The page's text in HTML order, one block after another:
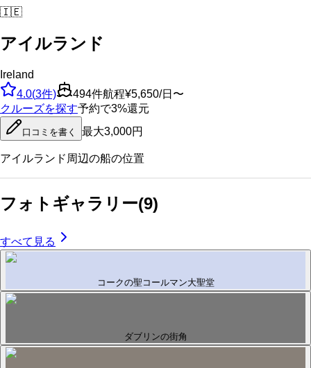
🇮🇪
アイルランド
Ireland
4.0(3件) 494件航程¥5,650/日〜
クルーズを探す予約で3%還元
口コミを書く 最大3,000円
アイルランド 周辺の船の位置
フォトギャラリー(9)
すべて見る
コークの聖コールマン大聖堂
ダブリンの街角